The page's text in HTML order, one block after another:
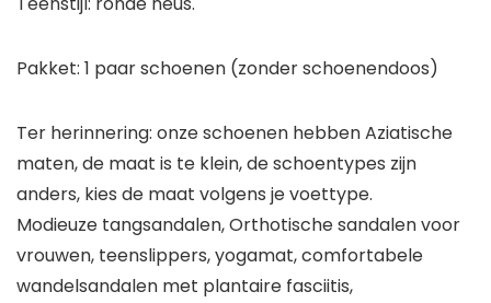
Pakket: 1 paar schoenen (zonder schoenendoos)
Ter herinnering: onze schoenen hebben Aziatische
maten, de maat is te klein, de schoentypes zijn
anders, kies de maat volgens je voettype.
Modieuze tangsandalen, Orthotische sandalen voor
vrouwen, teenslippers, yogamat, comfortabele
wandelsandalen met plantaire fasciitis,